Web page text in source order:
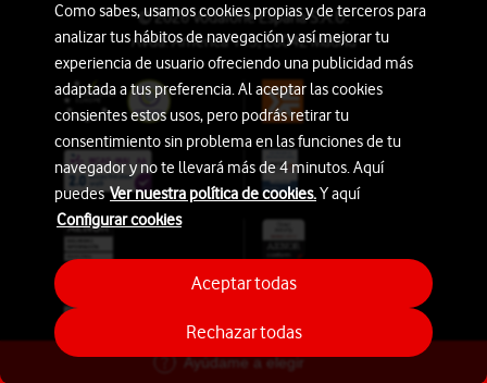
Ayúdame a elegir
© 2026 Vodafone España S.A.U.
Avda. América 115, 28042 Madrid
Como sabes, usamos cookies propias y de terceros para
analizar tus hábitos de navegación y así mejorar tu
experiencia de usuario ofreciendo una publicidad más
adaptada a tus preferencia. Al aceptar las cookies
consientes estos usos, pero podrás retirar tu
consentimiento sin problema en las funciones de tu
navegador y no te llevará más de 4 minutos. Aquí
puedesVer nuestra política de cookies.Y aquí
Configurar cookies
Rechazar todas
Aceptar todas